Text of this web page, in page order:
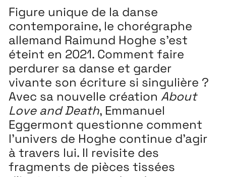
Playground 26
3 ↘ 29 NOVEMBRE
Festival 26
11 MAI ↘ 13 JUIN
Figure unique de la danse
contemporaine, le chorégraphe
allemand Raimund Hoghe s’est
éteint en 2021. Comment faire
perdurer sa danse et garder
vivante son écriture si singulière ?
Avec sa nouvelle créationAbout
Love and Death, Emmanuel
Eggermont questionne comment
l’univers de Hoghe continue d’agir
à travers lui. Il revisite des
fragments de pièces tissées